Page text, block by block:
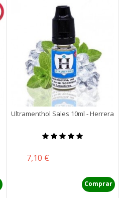
Ultramenthol Sales 10ml - Herrera
Precio
7,10 €
Comprar